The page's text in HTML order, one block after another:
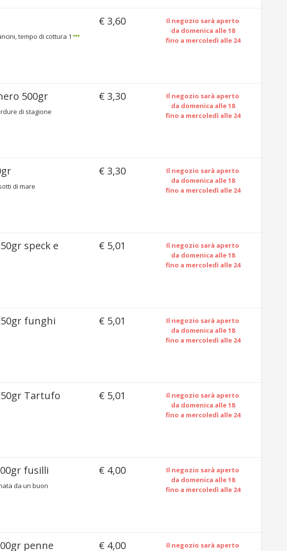
tempo di cottura 1
€ 3,60
Il negozio sarà aperto
da domenica alle 18
fino a mercoledì alle 24
500gr
di stagione
€ 3,30
Il negozio sarà aperto
da domenica alle 18
fino a mercoledì alle 24
di mare
€ 3,30
Il negozio sarà aperto
da domenica alle 18
fino a mercoledì alle 24
speck e
€ 5,01
Il negozio sarà aperto
da domenica alle 18
fino a mercoledì alle 24
funghi
€ 5,01
Il negozio sarà aperto
da domenica alle 18
fino a mercoledì alle 24
Tartufo € 5,01
Il negozio sarà aperto
da domenica alle 18
fino a mercoledì alle 24
fusilli
da un buon
€ 4,00
Il negozio sarà aperto
da domenica alle 18
fino a mercoledì alle 24
penne € 4,00
Il negozio sarà aperto